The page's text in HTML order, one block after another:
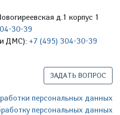
д.1 корпус 1
30-39
и ДМС): +7 (495) 304-30-39
ЗАДАТЬ ВОПРОС
персональных данных
персональных данных